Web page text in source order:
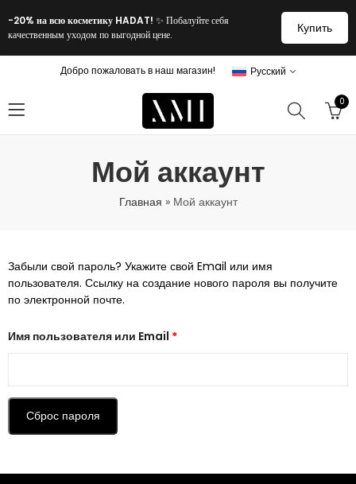
-20% на всю косметику HADAT! ✨ Побалуйте себя
качественным уходом по выгодной цене.
Купить
Добро пожаловать в наш магазин! Русский
0
Мой аккаунт
Главная » Мой аккаунт
Забыли свой пароль? Укажите свой Email или имя
пользователя. Ссылку на создание нового пароля вы получите
по электронной почте.
Имя пользователя или Email *
Сброс пароля